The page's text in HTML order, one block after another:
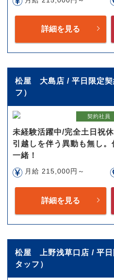
詳細を見る
松屋 大島店 / 平日限定契
フ）
契約社員
未経験活躍中/完全土日祝
引越しを伴う異動も無し
一緒！
月給 215,000円～
詳細を見る
松屋 上野浅草口店 / 平日
タッフ）